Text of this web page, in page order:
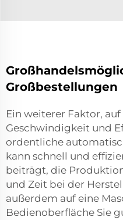
Großbestellungen
Ein weiterer Faktor,
Geschwindigkeit und
ordentliche
kann schnell und
beiträgt, die
und Zeit bei der
außerdem auf eine
Bedienoberfläche Sie